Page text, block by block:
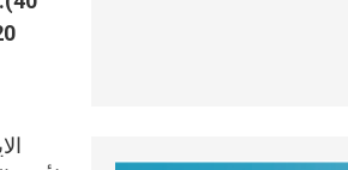
20: 27). فالجروحات التي عاناها الرب،علامات موته، اصبحت